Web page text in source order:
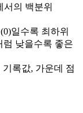
서의 백분위
일수록 최하위
럼 낮을수록 좋은
록값, 가운데 점